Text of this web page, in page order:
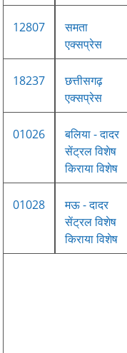
12807
समता
एक्सप्रेस
18237
छत्तीसगढ़
एक्सप्रेस
01026
बलिया - दादर
सेंट्रल विशेष
किराया विशेष
01028
मऊ - दादर
सेंट्रल विशेष
किराया विशेष